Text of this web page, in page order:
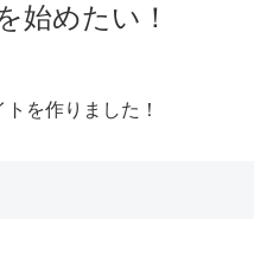
始めたい！
を作りました！